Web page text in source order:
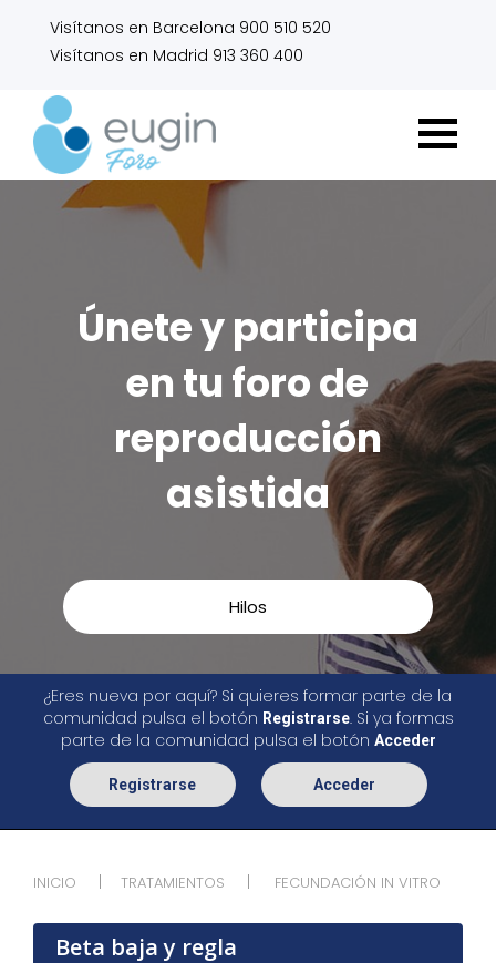
Visítanos en Barcelona 900 510 520
Visítanos en Madrid 913 360 400
Únete y participa
en tu foro de
reproducción
asistida
Hilos
¿Eres nueva por aquí? Si quieres formar parte de la
comunidad pulsa el botón Registrarse. Si ya formas
parte de la comunidad pulsa el botón Acceder
Registrarse Acceder
INICIO TRATAMIENTOS FECUNDACIÓN IN VITRO
Beta baja y regla